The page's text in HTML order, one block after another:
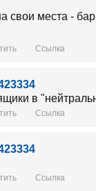
свои места -
Ссылка
в
Ссылка
Ссылка